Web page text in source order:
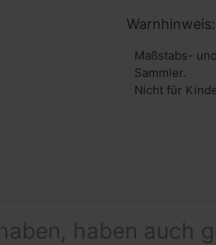
Warnhinweis:
Maßstabs-
Sammler.
Nicht für
haben auch